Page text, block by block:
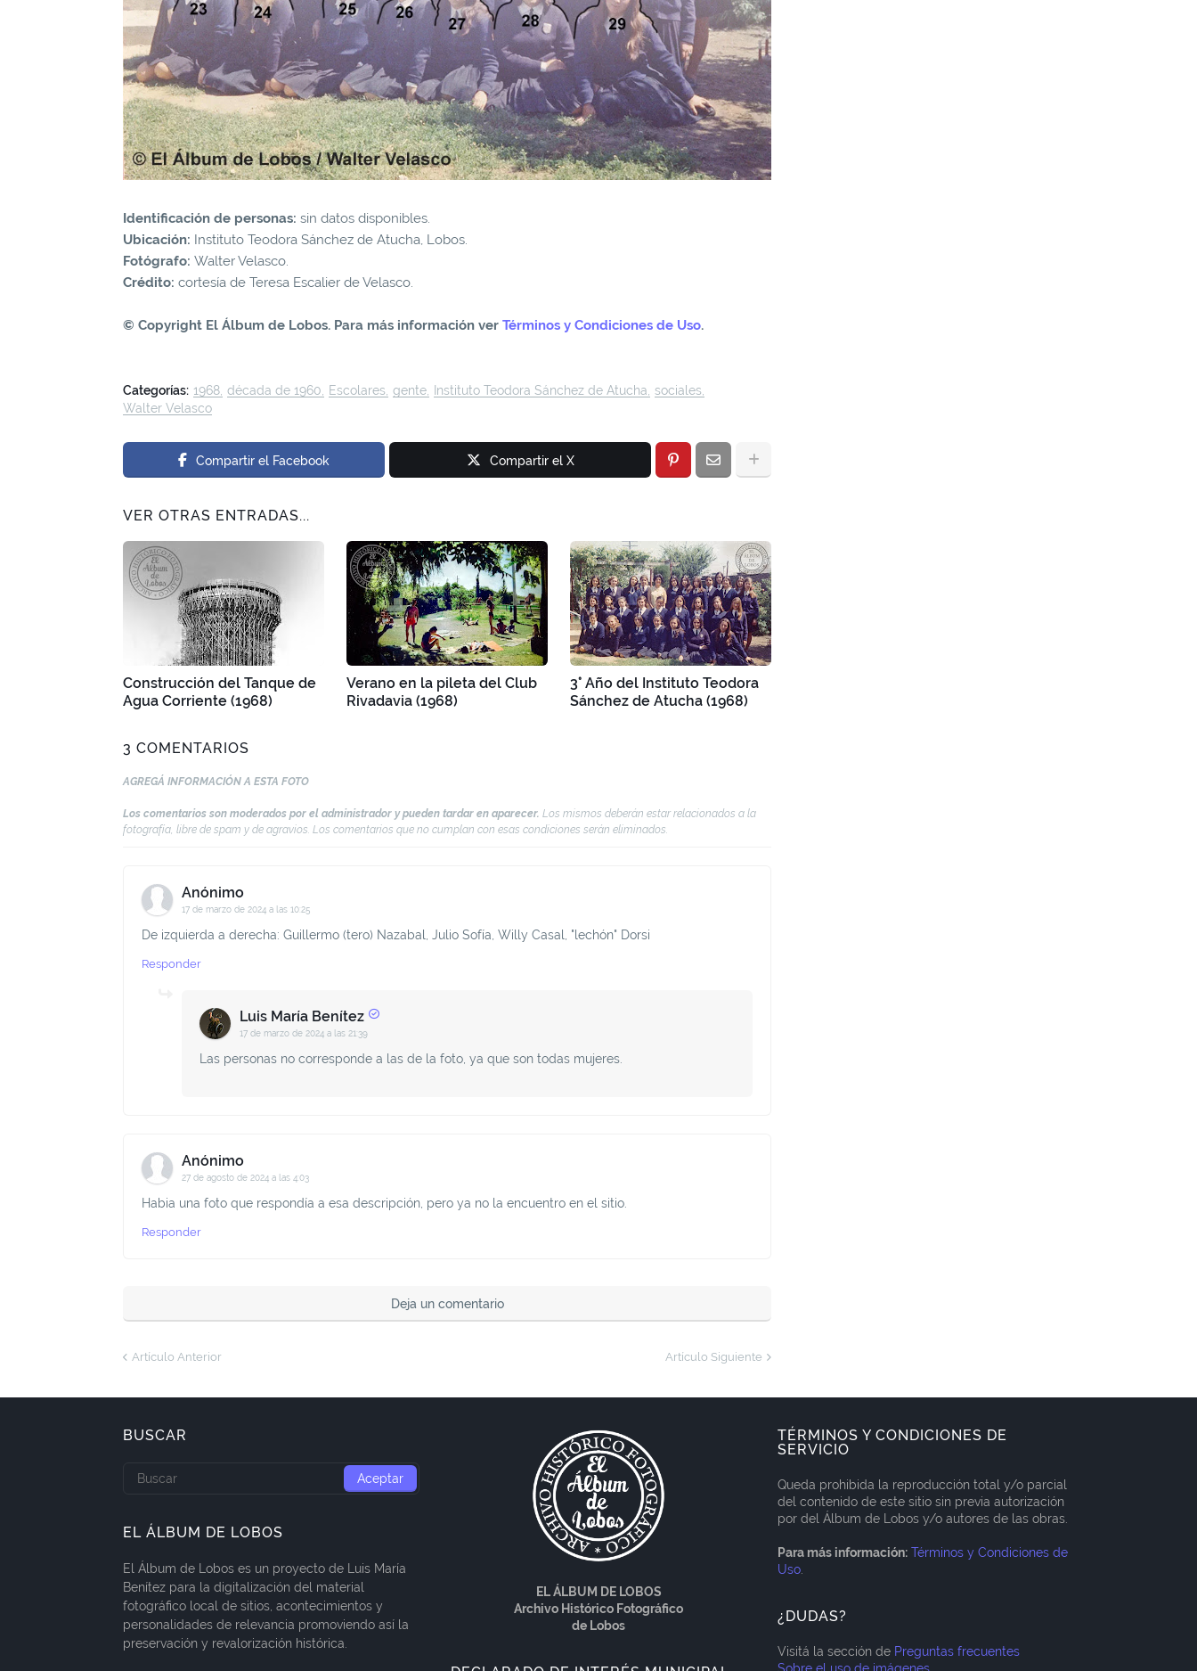
Identificación de personas: sin datos disponibles.
Ubicación: Instituto Teodora Sánchez de Atucha, Lobos.
Fotógrafo: Walter Velasco.
Crédito: cortesía de Teresa Escalier de Velasco.
© Copyright El Álbum de Lobos. Para más información ver Términos y Condiciones de Uso.
Categorías: 1968 década de 1960 Escolares gente Instituto Teodora Sánchez de Atucha sociales
Walter Velasco
Compartir el Facebook Compartir el X
VER OTRAS ENTRADAS...
Construcción del Tanque de
Agua Corriente (1968)
Verano en la pileta del Club
Rivadavia (1968)
3° Año del Instituto Teodora
Sánchez de Atucha (1968)
3 COMENTARIOS
AGREGÁ INFORMACIÓN A ESTA FOTO
Los comentarios son moderados por el administrador y pueden tardar en aparecer. Los mismos deberán estar relacionados a la
fotografía, libre de spam y de agravios. Los comentarios que no cumplan con esas condiciones serán eliminados.
Anónimo
17 de marzo de 2024 a las 10:25
De izquierda a derecha: Guillermo (tero) Nazabal, Julio Sofía, Willy Casal, "lechón" Dorsi
Responder
Luis María Benítez
17 de marzo de 2024 a las 21:39
Las personas no corresponde a las de la foto, ya que son todas mujeres.
Anónimo
27 de agosto de 2024 a las 4:03
Habia una foto que respondía a esa descripción, pero ya no la encuentro en el sitio.
Responder
Deja un comentario
Artículo Anterior Artículo Siguiente
BUSCAR
EL ÁLBUM DE LOBOS
El Álbum de Lobos es un proyecto de Luis María
Benítez para la digitalización del material
fotográfico local de sitios, acontecimientos y
personalidades de relevancia promoviendo así la
preservación y revalorización histórica.
EL ÁLBUM DE LOBOS
Archivo Histórico Fotográfico
de Lobos
TÉRMINOS Y CONDICIONES DE
SERVICIO
Queda prohibida la reproducción total y/o parcial
del contenido de este sitio sin previa autorización
por del Álbum de Lobos y/o autores de las obras.
Para más información: Términos y Condiciones de
Uso
¿DUDAS?
Visitá la sección de Preguntas frecuentes